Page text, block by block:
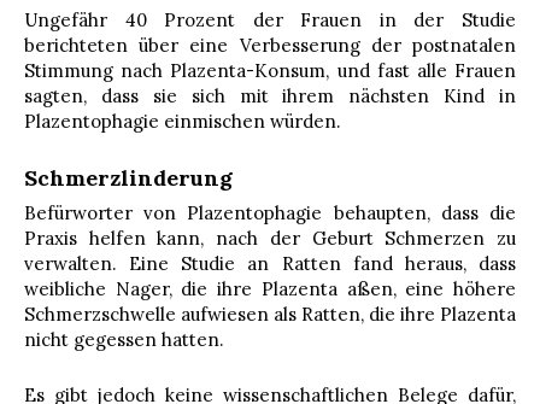
Ungefähr 40 Prozent der Frauen in der Studie
berichteten über eine Verbesserung der postnatalen
Stimmung nach Plazenta-Konsum, und fast alle Frauen
sagten, dass sie sich mit ihrem nächsten Kind in
Plazentophagie einmischen würden.
Schmerzlinderung
Befürworter von Plazentophagie behaupten, dass die
Praxis helfen kann, nach der Geburt Schmerzen zu
verwalten. Eine Studie an Ratten fand heraus, dass
weibliche Nager, die ihre Plazenta aßen, eine höhere
Schmerzschwelle aufwiesen als Ratten, die ihre Plazenta
nicht gegessen hatten.
Es gibt jedoch keine wissenschaftlichen Belege dafür,